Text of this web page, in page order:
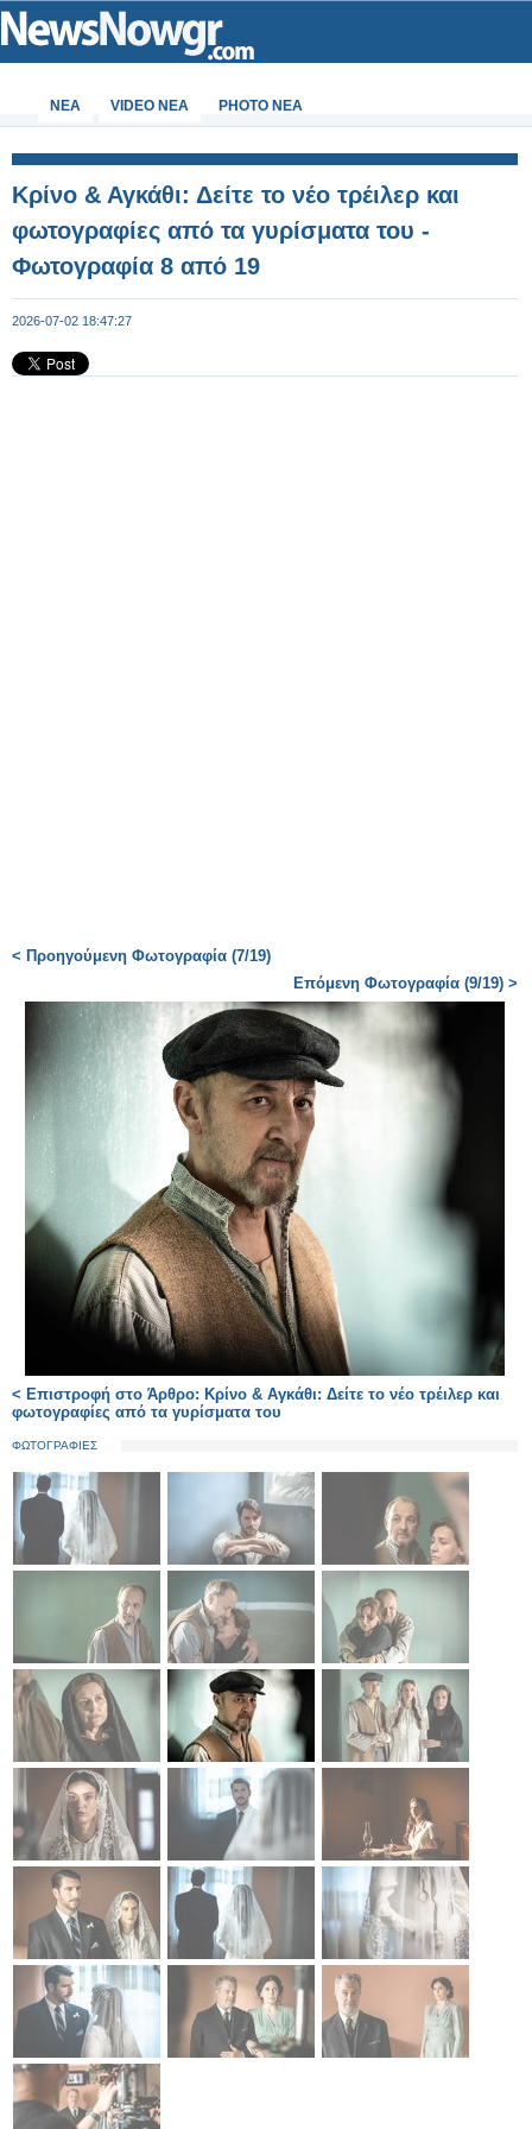
ΝΕΑ VIDEO NEA PHOTO NEA
Κρίνο & Αγκάθι: Δείτε το νέο τρέιλερ και
φωτογραφίες από τα γυρίσματα του -
Φωτογραφία 8 από 19
2026-07-02 18:47:27
< Προηγούμενη Φωτογραφία (7/19)
Επόμενη Φωτογραφία (9/19) >
< Επιστροφή στο Άρθρο: Κρίνο & Αγκάθι: Δείτε το νέο τρέιλερ και
φωτογραφίες από τα γυρίσματα του
ΦΩΤΟΓΡΑΦΙΕΣ